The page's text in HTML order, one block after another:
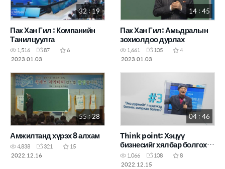
32 : 19
Пак Хан Гил : Компанийн
Танилцуулга
1,516 87
6
2023.01.03
14 : 45
Пак Хан Гил: Амьдралын
зохиолдоо дурлах
1,661 105
4
2023.01.03
55 : 28
Амжилтанд хүрэх 8 алхам
4,838 321
15
2022.12.16
04 : 46
Think point: Хэцүү
бизнесийг хялбар болгох
нь1,066 108
8
2022.12.15